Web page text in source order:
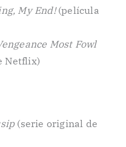
My End!(película
Most Fowl
Netflix)
(serie original de